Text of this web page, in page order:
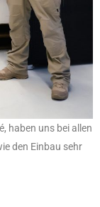
haben uns bei allen
den Einbau sehr